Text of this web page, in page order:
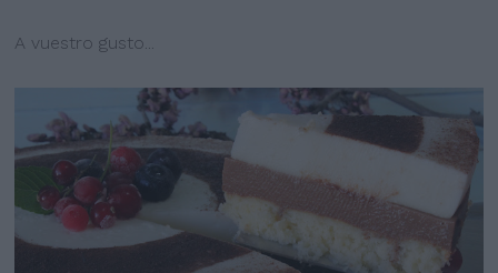
A vuestro gusto...